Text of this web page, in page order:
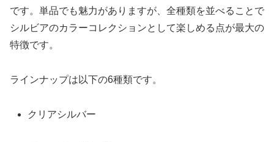
です。単品でも魅力がありますが、全種類を並べることで
シルビアのカラーコレクションとして楽しめる点が最大の
特徴です。
ラインナップは以下の6種類です。
クリアシルバー